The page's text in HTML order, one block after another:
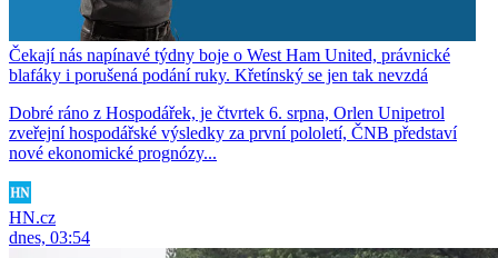
Čekají nás napínavé týdny boje o West Ham United, právnické
blafáky i porušená podání ruky. Křetínský se jen tak nevzdá
Dobré ráno z Hospodářek, je čtvrtek 6. srpna, Orlen Unipetrol
zveřejní hospodářské výsledky za první pololetí, ČNB představí
nové ekonomické prognózy...
HN.cz
dnes, 03:54